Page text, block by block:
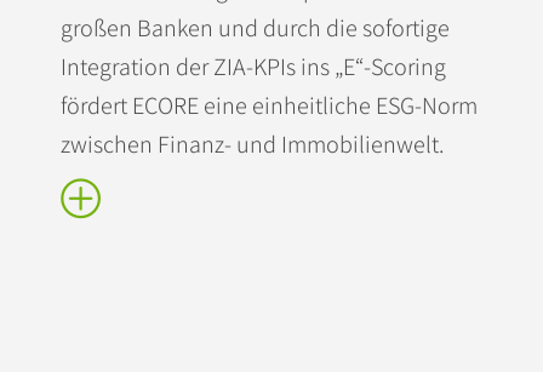
großen Banken und durch die sofortige
Integration der ZIA-KPIs ins „E“-Scoring
fördert ECORE eine einheitliche ESG-Norm
zwischen Finanz- und Immobilienwelt.